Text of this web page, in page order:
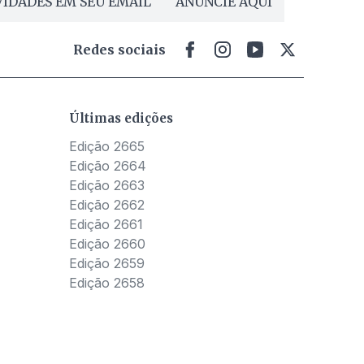
Redes sociais
Últimas edições
Edição 2665
Edição 2664
Edição 2663
Edição 2662
Edição 2661
Edição 2660
Edição 2659
Edição 2658